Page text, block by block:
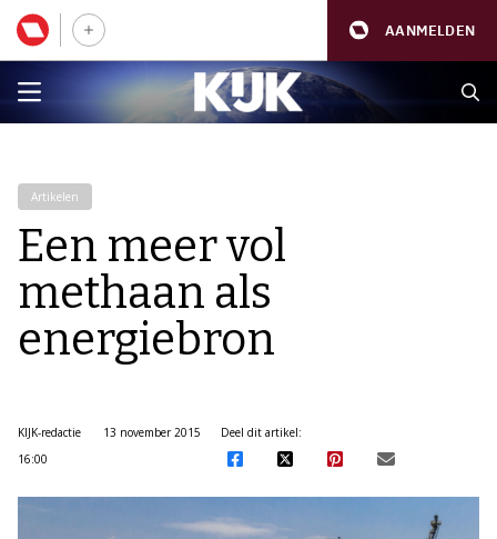
AANMELDEN
Artikelen
Een meer vol
methaan als
energiebron
KIJK-redactie
13 november 2015
16:00
Deel dit artikel: